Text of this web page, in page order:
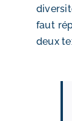
faut
deux